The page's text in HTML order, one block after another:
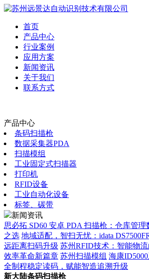
首页
产品中心
行业案例
应用方案
新闻资讯
关于我们
联系方式
产品中心
条码扫描枪
数据采集器PDA
扫描模组
工业固定式扫描器
打印机
RFID设备
工业自动化设备
标签、碳带
新闻资讯
思必拓 SD60 安卓 PDA 扫描枪：仓库管
之选 地域适配，智扫无忧：idata
远距离扫码升级 苏州RFID技术：智能物
效率革命新篇章 苏州扫描模组 海康
全制程稳定读码，赋能智造追溯升级
新大陆条码扫描枪